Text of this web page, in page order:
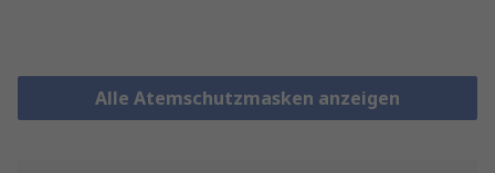
Alle Atemschutzmasken anzeigen